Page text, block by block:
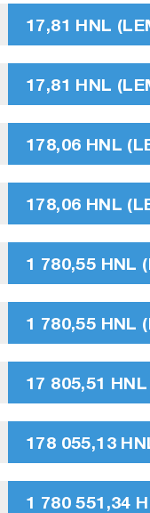
17,81 HNL
17,81 HNL
178,06 HNL
178,06 HNL
1 780,55 HNL
1 780,55 HNL
17 805,51
178 055,13
1 780 551,34